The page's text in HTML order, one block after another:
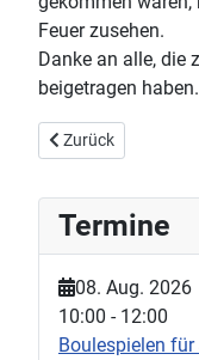
Feuer zusehen.
Danke an alle, die
beigetragen haben.
Vorheriger Beitrag:
Zurück
Termine
08. Aug. 2026
10:00 - 12:00
Boulespielen